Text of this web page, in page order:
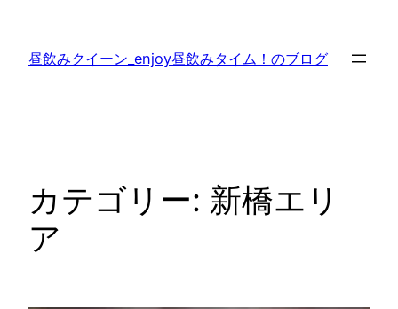
昼飲みクイーン_enjoy昼飲みタイム！のブログ
カテゴリー: 新橋エリ
ア